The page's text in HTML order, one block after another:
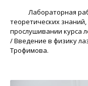
Лабораторная
теоретических
прослушивании курса
/ Введение в физику
Трофимова.